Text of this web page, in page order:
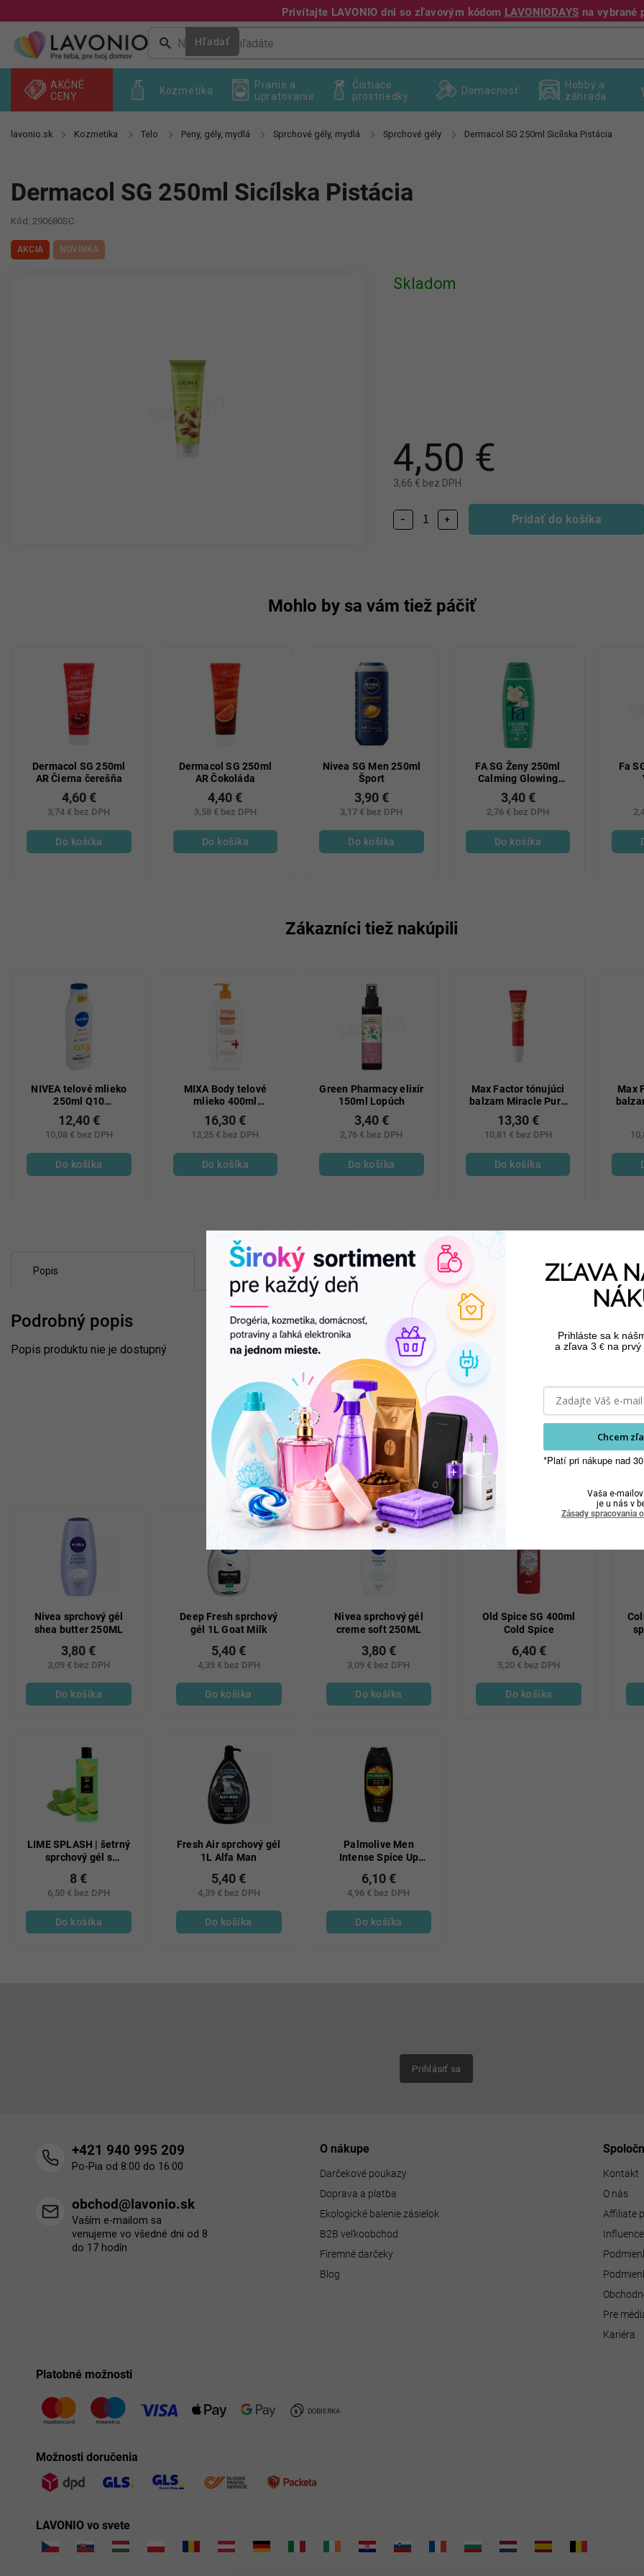
na
obsah
Privítajte LAVONIO dni so zľavovým kódom LAVONIODAYS na vybrané
+421 940 995 209
Hľadať
Kozmetika
AKČNÉ
CENY
Pranie a
upratovanie
Čistiace
prostriedky
Domácnosť
Hobby a
záhrada
Kozmetika Telo Peny, gély, mydlá Sprchové gély, mydlá Sprchové gély Dermacol SG 250ml Sicílska Pistácia
Dermacol SG 250ml Sicílska Pistácia
Kód: 290680SC
AKCIA NOVINKA
4,50 €
3,66 € bez DPH
Skladom
+
− Pridať do košíka
Mohlo by sa vám tiež páčiť
Dermacol SG 250ml
AR Čierna čerešňa
3,74 € bez DPH
4,60 €
Do košíka
Dermacol SG 250ml
AR Čokoláda
3,58 € bez DPH
4,40 €
Do košíka
Nivea SG Men 250ml
Šport
3,17 € bez DPH
3,90 €
Do košíka
FA SG Ženy 250ml
Calming Glowing
Gardenia Ks
2,76 € bez DPH
3,40 €
Do košíka
Fa
Zákazníci tiež nakúpili
NIVEA telové mlieko
250ml Q10
spevňujúce
10,08 € bez DPH
12,40 €
Do košíka
MIXA Body telové
mlieko 400ml
Regeneračný
13,25 € bez DPH
16,30 €
Do košíka
Green Pharmacy elixír
150ml Lopúch
2,76 € bez DPH
3,40 €
Do košíka
Max Factor tónujúci
balzam Miracle Pure
70
10,81 € bez DPH
13,30 €
Do košíka
Max
Súvisiaci tovar
Nivea sprchový gél
shea butter 250ML
3,09 € bez DPH
3,80 €
Do košíka
Deep Fresh sprchový
gél 1L Goat Milk
4,39 € bez DPH
5,40 €
Do košíka
Nivea sprchový gél
creme soft 250ML
3,09 € bez DPH
3,80 €
Do košíka
Old Spice SG 400ml
Cold Spice
5,20 € bez DPH
6,40 €
Do košíka
LIME SPLASH | šetrný
sprchový gél s
FRUITY EDITION
6,50 € bez DPH
8 €
Do košíka
Fresh Air sprchový gél
1L Alfa Man
4,39 € bez DPH
5,40 €
Do košíka
Palmolive Men
Intense Spice Up
mužov 500 ml
4,96 € bez DPH
6,10 €
Do košíka
Popis
Podrobný popis
Popis produktu nie je dostupný
Prihlásiť sa
+421 940 995 209
Po-Pia od 8:00 do 16:00
obchod@lavonio.sk
Vaším e-mailom sa
venujeme vo všedné dni od 8
do 17 hodín
O nákupe
Darčekové poukazy
Doprava a platba
Ekologické balenie zásielok
B2B veľkoobchod
Firemné darčeky
Blog
Kontakt
O nás
Affiliate
Pre
Kariéra
Platobné možnosti
Možnosti doručenia
LAVONIO vo svete
ZĽAVA
Prihláste sa k
a zľava 3 € na prvý
Chcem
*Platí pri nákupe nad
Vaša e-
je u nás v
Zásady spracovania